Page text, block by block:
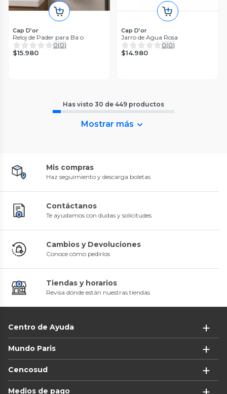
Cap D’or
Reloj de Pader para Ba o
0(0)
$15.980
Cap D’or
Jarro de Agua Rosa
0(0)
$14.980
Has visto 30 de 449 productos
Mostrar más
Mis compras
Haz seguimiento y descarga boletas
Contáctanos
Te ayudamos con dudas y solicitudes
Cambios y Devoluciones
Conoce cómo pedirlos
Tiendas y horarios
Revisa dónde están nuestras tiendas
Centro de Ayuda
Mundo Paris
Cencosud
Medios de pago